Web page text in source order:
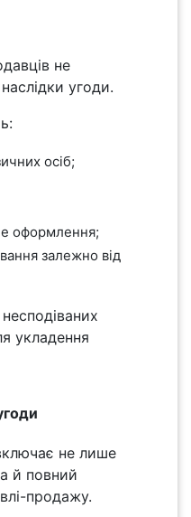
не
угоди.
осіб;
оформлення;
залежно від
укладення
не лише
й повний
продажу.